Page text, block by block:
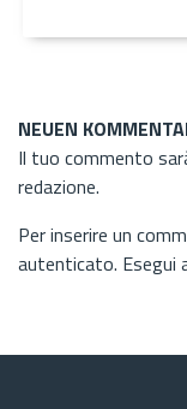
NEUEN
Il tuo commento
redazione.
Per inserire un
autenticato. Esegui